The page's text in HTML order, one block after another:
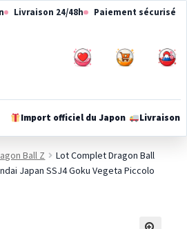
Livraison 24/48h Paiement sécurisé
Import officiel du Japon Livraison
Ball Z
Lot Complet Dragon Ball
Japan SSJ4 Goku Vegeta Piccolo